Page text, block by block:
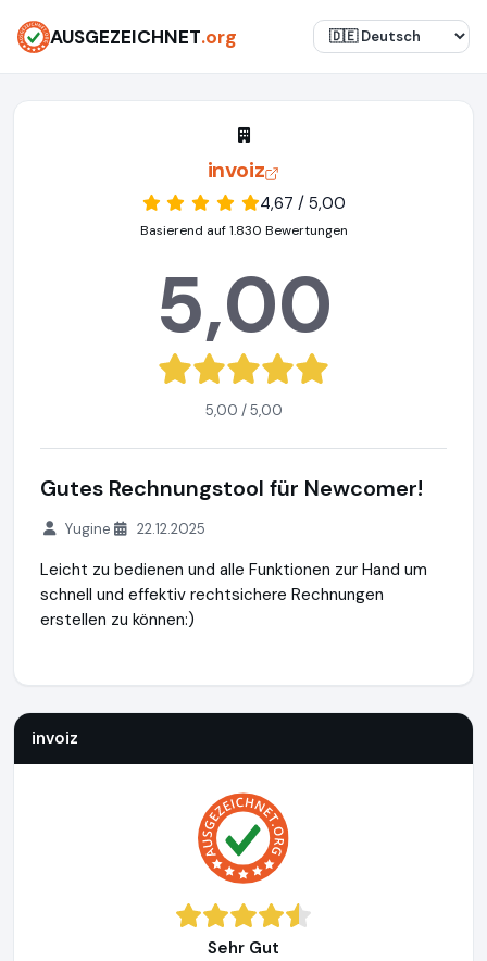
AUSGEZEICHNET.org
invoiz
4,67 / 5,00
Basierend auf 1.830 Bewertungen
5,00
5,00 / 5,00
Gutes Rechnungstool für Newcomer!
Yugine 22.12.2025
Leicht zu bedienen und alle Funktionen zur Hand um
schnell und effektiv rechtsichere Rechnungen
erstellen zu können:)
invoiz
Sehr Gut